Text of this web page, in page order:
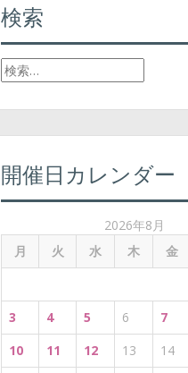
検索
検
索
開催日カレンダー
2026年8月
月
火 水 木 金
3
4 5 6 7
10
11 12 13 14